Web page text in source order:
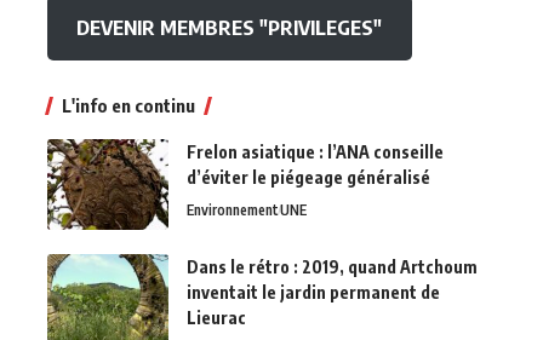
DEVENIR MEMBRES "PRIVILEGES"
L'info en continu
Frelon asiatique : l’ANA conseille
d’éviter le piégeage généralisé
EnvironnementUNE
Dans le rétro : 2019, quand Artchoum
inventait le jardin permanent de
Lieurac